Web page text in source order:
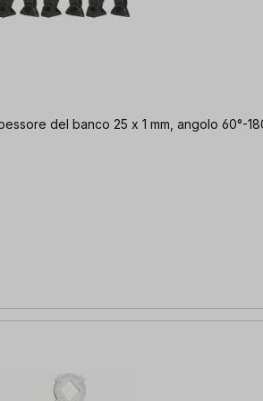
del banco 25 x 1 mm, angolo 60°-